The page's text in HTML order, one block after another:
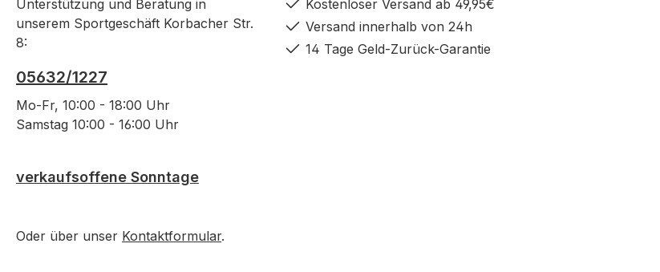
Unterstützung und Beratung in
unserem Sportgeschäft Korbacher Str.
8:
05632/1227
Mo-Fr, 10:00 - 18:00 Uhr
Samstag 10:00 - 16:00 Uhr
verkaufsoffene Sonntage
Oder über unser Kontaktformular.
Kostenloser Versand ab 49,95€
Versand innerhalb von 24h
14 Tage Geld-Zurück-Garantie